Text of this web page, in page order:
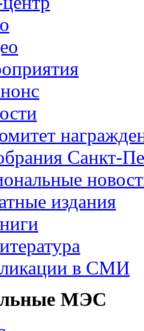
Санкт-
издания
в СМИ
МЭС